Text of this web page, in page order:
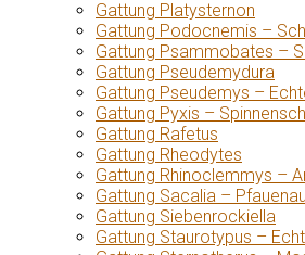
Gattung Platysternon
Gattung Podocnemis –
Gattung Psammobates –
Gattung Pseudemydura
Gattung Pseudemys –
Gattung Pyxis –
Gattung Rafetus
Gattung Rheodytes
Gattung Rhinoclemmys –
Gattung Sacalia –
Gattung Siebenrockiella
Gattung Staurotypus –